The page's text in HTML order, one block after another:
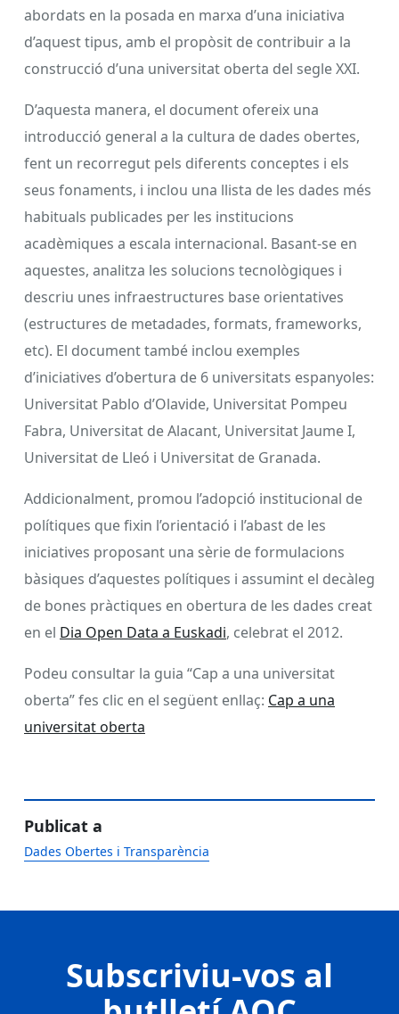
abordats en la posada en marxa d’una iniciativa
d’aquest tipus, amb el propòsit de contribuir a la
construcció d’una universitat oberta del segle XXI.
D’aquesta manera, el document ofereix una
introducció general a la cultura de dades obertes,
fent un recorregut pels diferents conceptes i els
seus fonaments, i inclou una llista de les dades més
habituals publicades per les institucions
acadèmiques a escala internacional. Basant-se en
aquestes, analitza les solucions tecnològiques i
descriu unes infraestructures base orientatives
(estructures de metadades, formats, frameworks,
etc). El document també inclou exemples
d’iniciatives d’obertura de 6 universitats espanyoles:
Universitat Pablo d’Olavide, Universitat Pompeu
Fabra, Universitat de Alacant, Universitat Jaume I,
Universitat de Lleó i Universitat de Granada.
Addicionalment, promou l’adopció institucional de
polítiques que fixin l’orientació i l’abast de les
iniciatives proposant una sèrie de formulacions
bàsiques d’aquestes polítiques i assumint el decàleg
de bones pràctiques en obertura de les dades creat
en el Dia Open Data a Euskadi, celebrat el 2012.
Podeu consultar la guia “Cap a una universitat
oberta” fes clic en el següent enllaç: Cap a una
universitat oberta
Publicat a
Dades Obertes i Transparència
Subscriviu-vos al